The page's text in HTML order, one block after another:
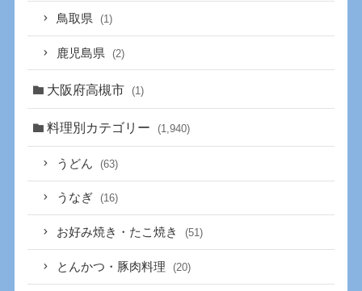
鳥取県 (1)
鹿児島県 (2)
大阪府高槻市 (1)
料理別カテゴリー (1,940)
うどん (63)
うなぎ (16)
お好み焼き・たこ焼き (51)
とんかつ・豚肉料理 (20)